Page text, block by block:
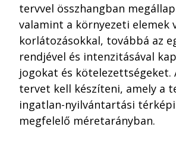
tervvel összhangban
valamint a környezeti elemek
korlátozásokkal, továbbá az
rendjével és intenzitásával
jogokat és kötelezettségeket.
tervet kell készíteni, amely a
ingatlan-nyilvántartási
megfelelő méretarányban.